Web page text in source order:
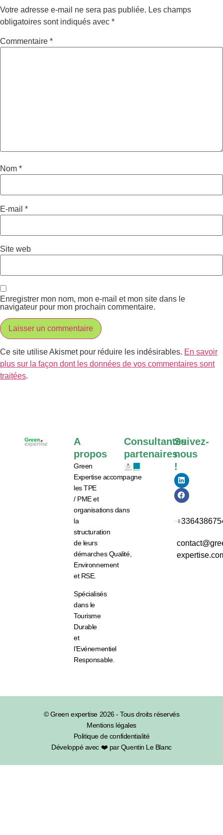
Votre adresse e-mail ne sera pas publiée. Les champs
obligatoires sont indiqués avec *
Commentaire *
Nom *
E-mail *
Site web
Enregistrer mon nom, mon e-mail et mon site dans le
navigateur pour mon prochain commentaire.
Ce site utilise Akismet pour réduire les indésirables. En savoir
plus sur la façon dont les données de vos commentaires sont
traitées.
A
propos
Green
Expertiseaccompagne
lesTPE
/ PME et
organisationsdans
la
structuration
de leurs
démarchesQualité,
Environnement
et RSE.
Spécialisés
dans le
Tourisme
Durable
et
l’Evénementiel
Responsable.
Consultantes
partenaires
Suivez-
nous
!
© Green expertise 2026 - Tous droits réservés
Mentions légales
Politique de confidentialité
Développé avec ❤️ par Quentin Le Blanc